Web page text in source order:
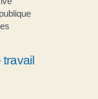
travail